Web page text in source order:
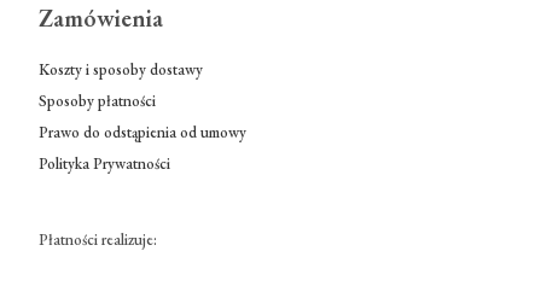
Zamówienia
Koszty i sposoby dostawy
Sposoby płatności
Prawo do odstąpienia od umowy
Polityka Prywatności
Płatności realizuje: